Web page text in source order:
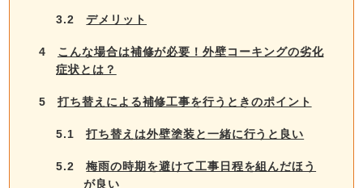
3.2 デメリット
4
こんな場合は補修が必要！外壁コーキングの劣化
症状とは？
5 打ち替えによる補修工事を行うときのポイント
5.1 打ち替えは外壁塗装と一緒に行うと良い
5.2
梅雨の時期を避けて工事日程を組んだほう
が良い